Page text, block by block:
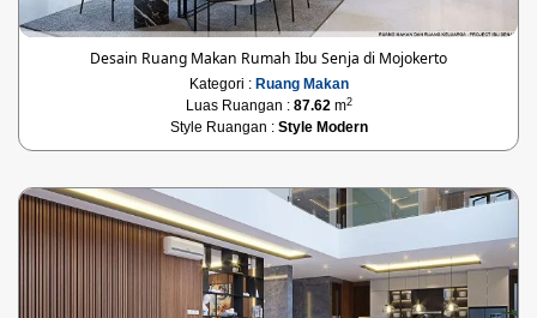
Desain Ruang Makan Rumah Ibu Senja di Mojokerto
Kategori : Ruang Makan
Luas Ruangan : 87.62m2
Style Ruangan : Style Modern